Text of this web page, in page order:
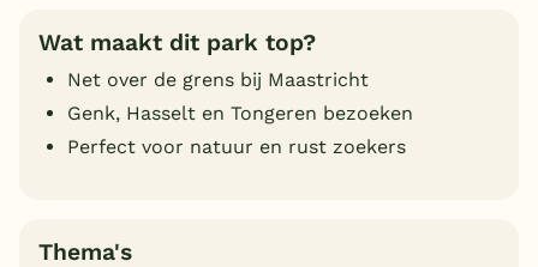
Wat maakt dit park top?
Net over de grens bij Maastricht
Genk, Hasselt en Tongeren bezoeken
Perfect voor natuur en rust zoekers
Thema's